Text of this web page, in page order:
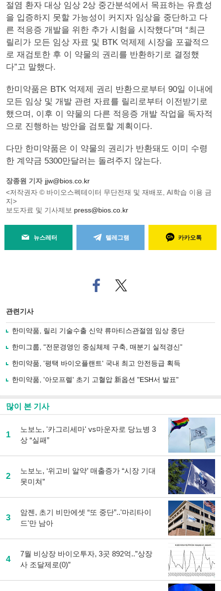
절염 환자 대상 임상 2상 중간분석에서 목표하는 유효성
을 입증하지 못할 가능성이 커지자 임상을 중단하고 다
른 적응증 개발을 위한 추가 시험을 시작했다”며 “최근
릴리가 모든 임상 자료 및 BTK 억제제 시장을 포괄적으
로 재검토한 후 이 약물의 권리를 반환하기로 결정했
다”고 말했다.
한미약품은 BTK 억제제 권리 반환으로부터 90일 이내에
모든 임상 및 개발 관련 자료를 릴리로부터 이전받기로
했으며, 이후 이 약물의 다른 적응증 개발 작업을 독자적
으로 진행하는 방안을 검토할 계획이다.
다만 한미약품은 이 약물의 권리가 반환돼도 이미 수령
한 계약금 5300만달러는 돌려주지 않는다.
장종원 기자 jjw@bios.co.kr
<저작권자 © 바이오스펙테이터 무단전재 및 재배포, AI학습 이용 금
지>
보도자료 및 기사제보 press@bios.co.kr
뉴스레터 텔레그램 카카오톡
페
이
로
기
사
유
기
트위
터로
관련기사
한미약품, 릴리 기술수출 신약 류마티스관절염 임상 중단
한미그룹, "전문경영인 중심체제 구축, 매분기 실적경신”
한미약품, '평택 바이오플랜트' 국내 최고 안전등급 획득
한미약품, '아모프렐' 초기 고혈압 新옵션 "ESH서 발표"
많이 본 기사
1
노보노, '카그리세마' vs마운자로 당뇨병 3
상 “실패”
2
노보노, ‘위고비 알약’ 매출증가 “시장 기대
못미쳐”
3
암젠, 초기 비만에셋 “또 중단”..'마리타이
드'만 남아
4
7월 비상장 바이오투자, 3곳 892억..”상장
사 조달제로(0)”